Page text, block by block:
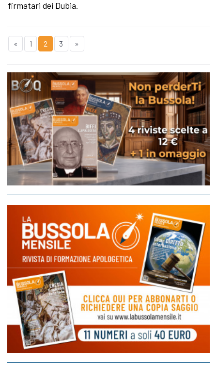
firmatari dei Dubia.
« 1 2 3 »